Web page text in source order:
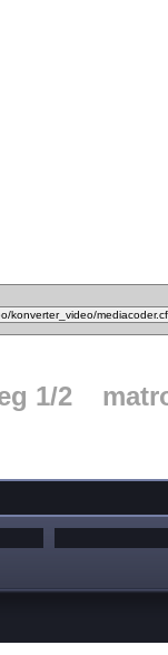
1/2